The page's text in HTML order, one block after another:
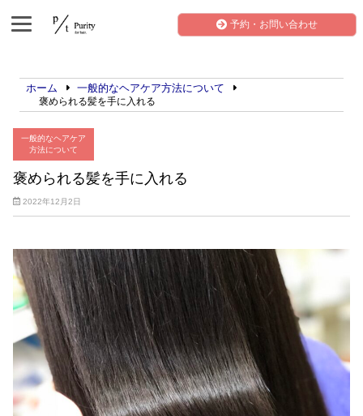
予約・お問い合わせ
ホーム 一般的なヘアケア方法について
褒められる髪を手に入れる
一般的なヘアケア
方法について
褒められる髪を手に入れる
2022年12月2日